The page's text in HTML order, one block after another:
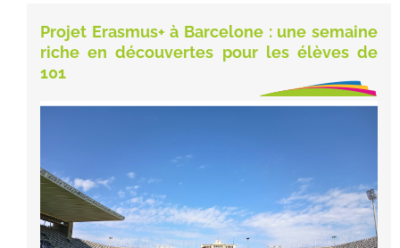
Projet Erasmus+ à Barcelone : une semaine
riche en découvertes pour les élèves de
101